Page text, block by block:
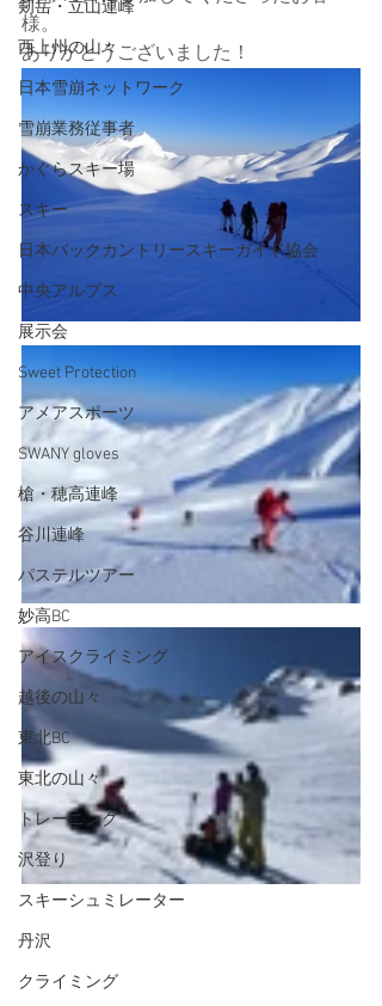
剱岳・立山連峰
西上州の山々
日本雪崩ネットワーク
雪崩業務従事者
かぐらスキー場
スキー
日本バックカントリースキーガイド協会
中央アルプス
展示会
Sweet Protection
アメアスポーツ
SWANY gloves
槍・穂高連峰
谷川連峰
パステルツアー
妙高BC
アイスクライミング
越後の山々
東北BC
東北の山々
トレーニング
沢登り
スキーシュミレーター
丹沢
クライミング
様。
ありがとうございました！